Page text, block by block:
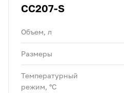
CC207-S
Объем, л
Размеры
Температурный
режим, °C